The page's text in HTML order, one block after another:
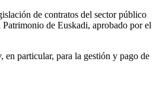
de contratos del sector público
de Euskadi, aprobado por el
en particular, para la gestión y pago de